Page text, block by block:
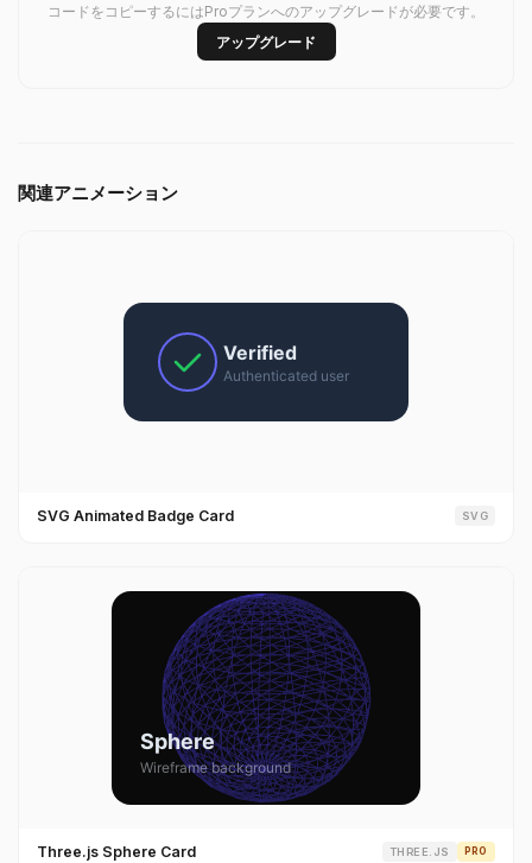
コードをコピーするにはProプランへのアップグレードが必要です。
アップグレード
関連アニメーション
SVG Animated Badge Card SVG
Three.js Sphere Card THREE.JS PRO